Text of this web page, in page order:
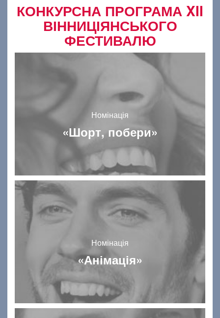
КОНКУРСНА ПРОГРАМА XII
ВІННИЦІЯНСЬКОГО
ФЕСТИВАЛЮ
Номінація
«Шорт, побери»
Номінація
«Анімація»